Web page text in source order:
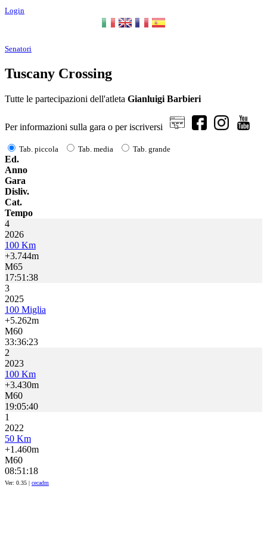
Login
Senatori
Tuscany Crossing
Tutte le partecipazioni dell'atleta Gianluigi Barbieri
Per informazioni sulla gara o per iscriversi
Tab. piccola Tab. media Tab. grande
Ed.
Anno
Gara
Disliv.
Cat.
Tempo
4
2026
100 Km
+3.744m
M65
17:51:38
3
2025
100 Miglia
+5.262m
M60
33:36:23
2
2023
100 Km
+3.430m
M60
19:05:40
1
2022
50 Km
+1.460m
M60
08:51:18
Ver: 0.35 | cecadm